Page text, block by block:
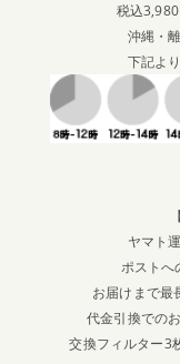
【SNS】CHEMEX
える☕秋のキャン
2024.7.22
【SNS】バルミュ
配送会社変更のお
2024.4.25
【SNS】バルミュ
税込
沖縄・
下記よ
ヤマト
ポストへ
お届けまで最
代金引換での
交換フィルター3